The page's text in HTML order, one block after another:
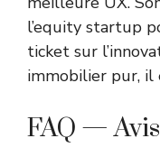
l’equity startup
ticket sur
immobilier pur, il
FAQ —